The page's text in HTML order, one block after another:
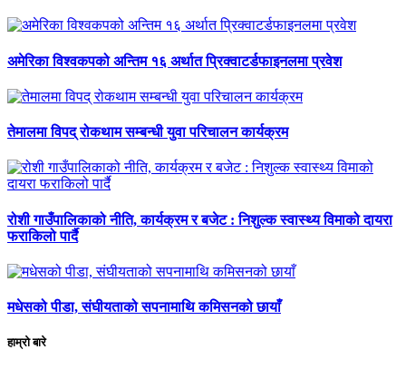
अमेरिका विश्वकपको अन्तिम १६ अर्थात प्रिक्वाटर्डफाइनलमा प्रवेश
तेमालमा विपद् रोकथाम सम्बन्धी युवा परिचालन कार्यक्रम
रोशी गाउँपालिकाको नीति, कार्यक्रम र बजेट : निशुल्क स्वास्थ्य विमाको दायरा
फराकिलो पार्दै
मधेसको पीडा, संघीयताको सपनामाथि कमिसनको छायाँ
हाम्रो बारे